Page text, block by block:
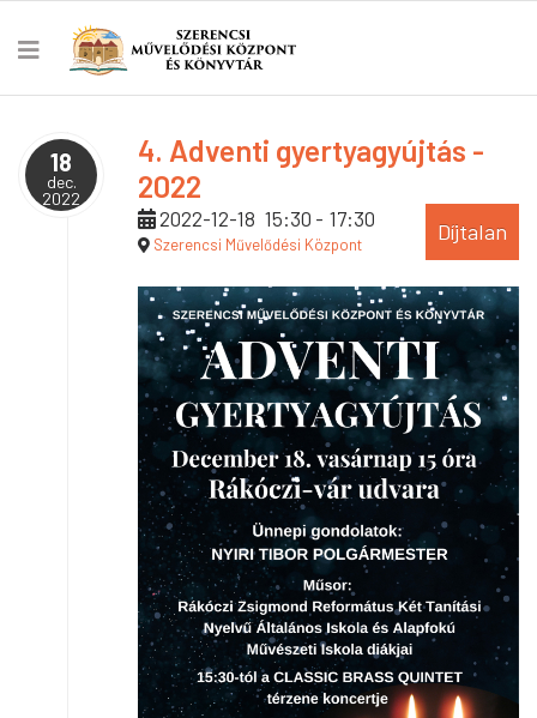
18
dec.
2022
4. Adventi gyertyagyújtás -
2022
2022-12-18 15:30 - 17:30
Szerencsi Művelődési Központ Díjtalan